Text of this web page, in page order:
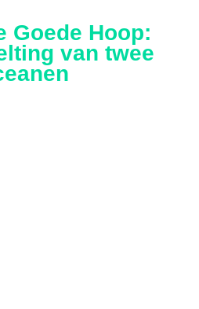
Goede Hoop:
van twee